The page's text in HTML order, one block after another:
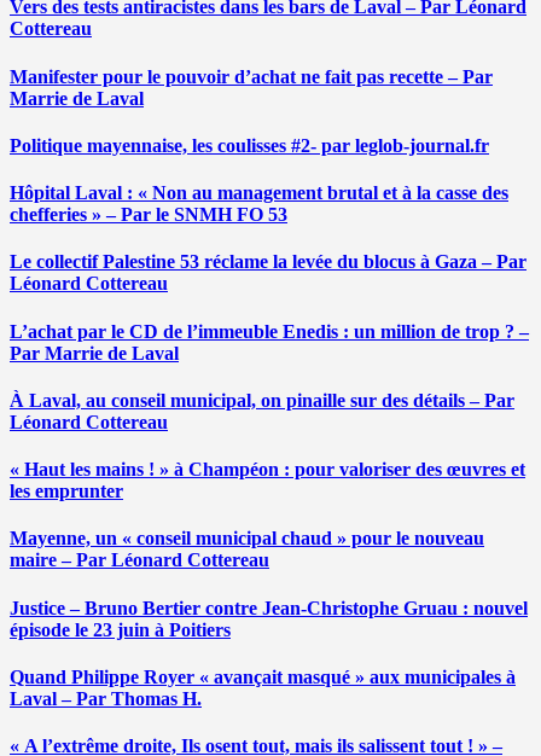
Vers des tests antiracistes dans les bars de Laval – Par Léonard
Cottereau
Manifester pour le pouvoir d’achat ne fait pas recette – Par
Marrie de Laval
Politique mayennaise, les coulisses #2- par leglob-journal.fr
Hôpital Laval : « Non au management brutal et à la casse des
chefferies » – Par le SNMH FO 53
Le collectif Palestine 53 réclame la levée du blocus à Gaza – Par
Léonard Cottereau
L’achat par le CD de l’immeuble Enedis : un million de trop ? –
Par Marrie de Laval
À Laval, au conseil municipal, on pinaille sur des détails – Par
Léonard Cottereau
« Haut les mains ! » à Champéon : pour valoriser des œuvres et
les emprunter
Mayenne, un « conseil municipal chaud » pour le nouveau
maire – Par Léonard Cottereau
Justice – Bruno Bertier contre Jean-Christophe Gruau : nouvel
épisode le 23 juin à Poitiers
Quand Philippe Royer « avançait masqué » aux municipales à
Laval – Par Thomas H.
« A l’extrême droite, Ils osent tout, mais ils salissent tout ! » –